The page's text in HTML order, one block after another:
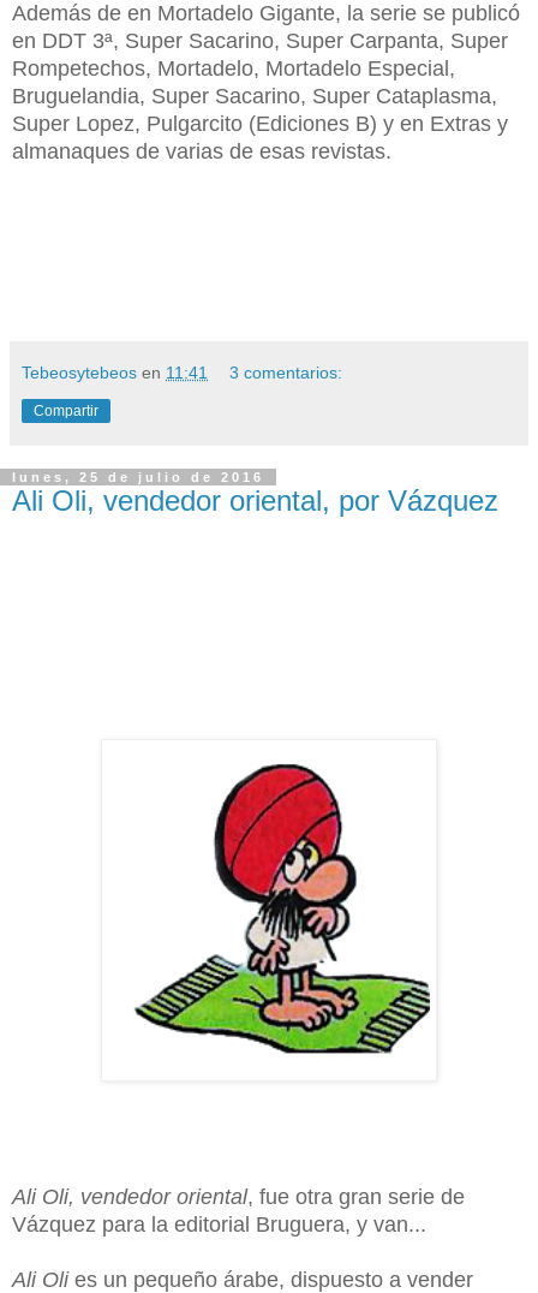
Además de en Mortadelo Gigante, la serie se publicó
en DDT 3ª, Super Sacarino, Super Carpanta, Super
Rompetechos, Mortadelo, Mortadelo Especial,
Bruguelandia, Super Sacarino, Super Cataplasma,
Super Lopez, Pulgarcito (Ediciones B) y en Extras y
almanaques de varias de esas revistas.
Tebeosytebeos en 11:41 3 comentarios:
Compartir
lunes, 25 de julio de 2016
Ali Oli, vendedor oriental, por Vázquez
Ali Oli, vendedor oriental, fue otra gran serie de
Vázquez para la editorial Bruguera, y van...
Ali Olies un pequeño árabe, dispuesto a vender